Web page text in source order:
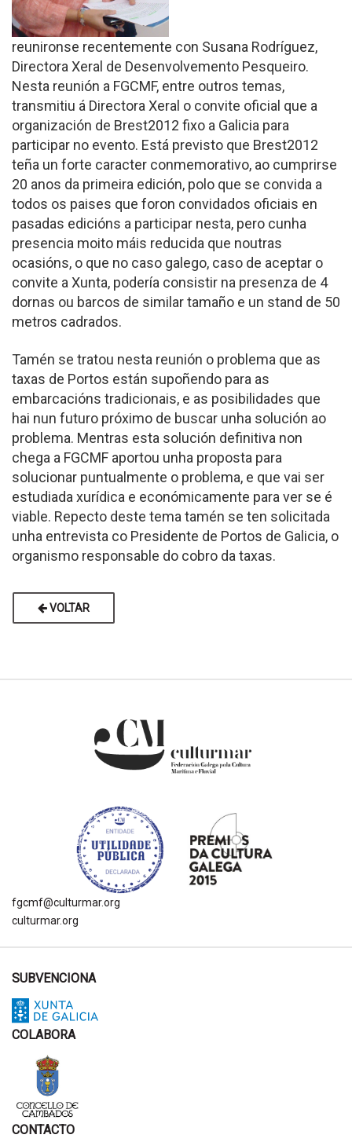
reunironse recentemente con Susana Rodríguez,
Directora Xeral de Desenvolvemento Pesqueiro.
Nesta reunión a FGCMF, entre outros temas,
transmitiu á Directora Xeral o convite oficial que a
organización de Brest2012 fixo a Galicia para
participar no evento. Está previsto que Brest2012
teña un forte caracter conmemorativo, ao cumprirse
20 anos da primeira edición, polo que se convida a
todos os paises que foron convidados oficiais en
pasadas edicións a participar nesta, pero cunha
presencia moito máis reducida que noutras
ocasións, o que no caso galego, caso de aceptar o
convite a Xunta, podería consistir na presenza de 4
dornas ou barcos de similar tamaño e un stand de 50
metros cadrados.
Tamén se tratou nesta reunión o problema que as
taxas de Portos están supoñendo para as
embarcacións tradicionais, e as posibilidades que
hai nun futuro próximo de buscar unha solución ao
problema. Mentras esta solución definitiva non
chega a FGCMF aportou unha proposta para
solucionar puntualmente o problema, e que vai ser
estudiada xurídica e económicamente para ver se é
viable. Repecto deste tema tamén se ten solicitada
unha entrevista co Presidente de Portos de Galicia, o
organismo responsable do cobro da taxas.
VOLTAR
fgcmf@culturmar.org
culturmar.org
SUBVENCIONA
COLABORA
CONTACTO